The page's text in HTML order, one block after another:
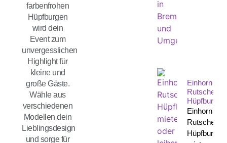
farbenfrohen
Hüpfburgen
wird dein
Event zum
unvergesslichen
Highlight für
kleine und
große Gäste.
Wähle aus
verschiedenen
Modellen dein
Lieblingsdesign
und sorge für
Einhorn
Rutsche
Hüpfburg
Einhorn
Rutsche
Hüpfburg